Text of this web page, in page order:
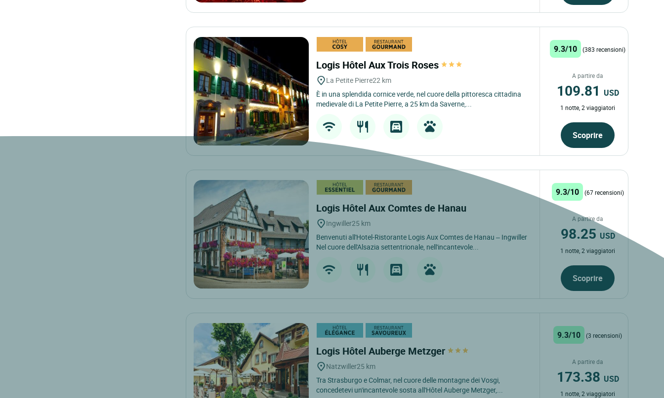
Logis Hôtel Aux Trois Roses
La Petite Pierre22 km
È in una splendida cornice verde, nel cuore della pittoresca cittadina
medievale di La Petite Pierre, a 25 km da Saverne,...
9.3/10 (383 recensioni)
A partire da
109.81 USD
1 notte, 2 viaggiatori
Scoprire
Logis Hôtel Aux Comtes de Hanau
Ingwiller25 km
Benvenuti all'Hotel-Ristorante Logis Aux Comtes de Hanau – Ingwiller
Nel cuore dell'Alsazia settentrionale, nell'incantevole...
9.3/10 (67 recensioni)
A partire da
98.25 USD
1 notte, 2 viaggiatori
Scoprire
Logis Hôtel Auberge Metzger
Natzwiller25 km
Tra Strasburgo e Colmar, nel cuore delle montagne dei Vosgi,
concedetevi un'incantevole sosta all'Hôtel Auberge Metzger,...
9.3/10 (3 recensioni)
A partire da
173.38 USD
1 notte, 2 viaggiatori